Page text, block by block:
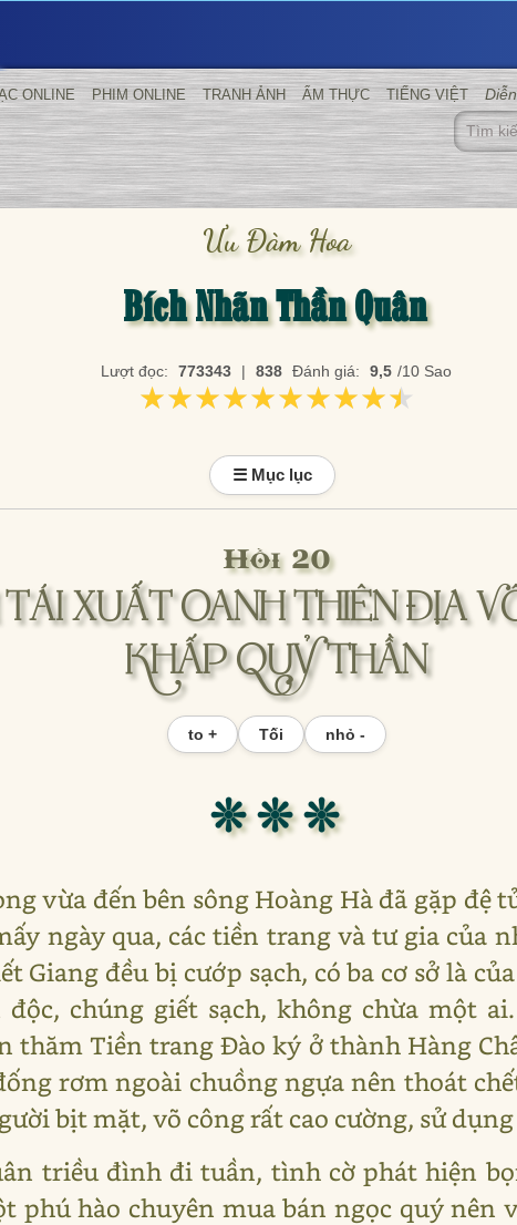
ONLINE PHIM ONLINE TRANH ẢNH ẨM THỰC TIẾNG VIỆT
Ưu Đàm Hoa
Bích Nhãn Thần Quân
Lượt đọc: 773343 | 838 Đánh giá: 9,5 /10 Sao
★★★★★★★★★★
★★★★★★★★★★
☰ Mục lục
Hồi 20
XUẤT OANH THIÊN ĐỊA
KHẤP QUỶ THẦN
to + Tối nhỏ -
❊ ❊ ❊
vừa đến bên sông Hoàng Hà đã gặp đệ
ngày qua, các tiền trang và tư gia của
Giang đều bị cướp sạch, có ba cơ sở là
chúng giết sạch, không chừa một
thăm Tiền trang Đào ký ở thành Hàng
rơm ngoài chuồng ngựa nên thoát
bịt mặt, võ công rất cao cường, sử
triều đình đi tuần, tình cờ phát hiện
phú hào chuyên mua bán ngọc quý nên